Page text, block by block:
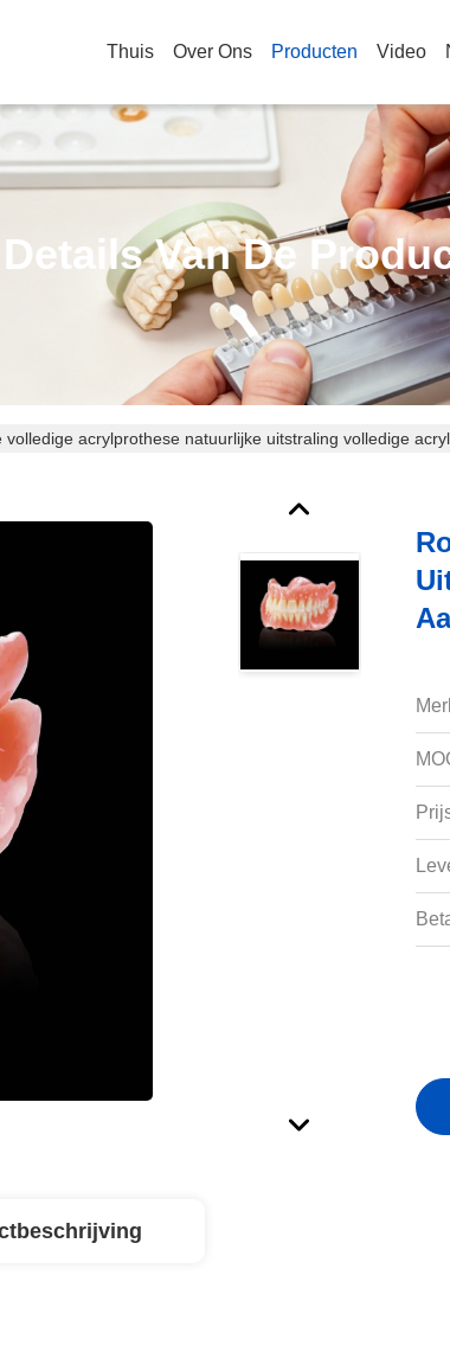
Thuis Over Ons Producten Video
Details Van De
volledige acrylprothese natuurlijke uitstraling volledige